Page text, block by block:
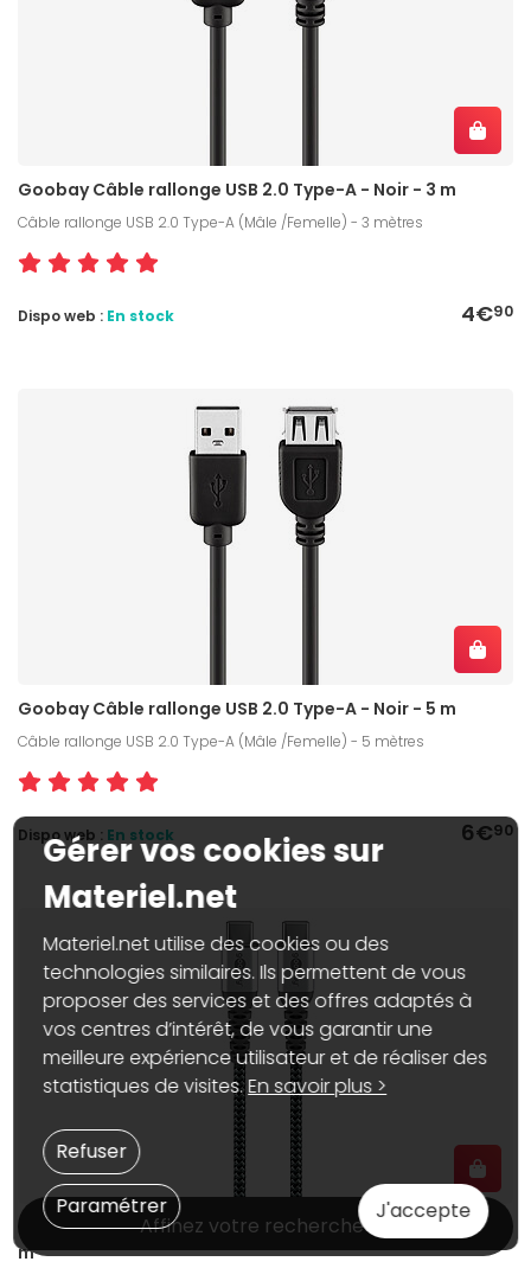
Goobay Câble rallonge USB 2.0 Type-A - Noir - 3 m
Câble rallonge USB 2.0 Type-A (Mâle /Femelle) - 3 mètres
4€90
Dispo web : En stock
Goobay Câble rallonge USB 2.0 Type-A - Noir - 5 m
Câble rallonge USB 2.0 Type-A (Mâle /Femelle) - 5 mètres
6€90
Dispo web : En stock
Goobay Câble SuperSoft Textile USB-C 2.0 (M/M) - 0.15
m
Affinez votre recherche
Gérer vos cookies sur
Materiel.net
Materiel.net utilise des cookies ou des
technologies similaires. Ils permettent de vous
proposer des services et des offres adaptés à
vos centres d’intérêt, de vous garantir une
meilleure expérience utilisateur et de réaliser des
statistiques de visites.En savoir plus >
J'accepte
Paramétrer
Refuser